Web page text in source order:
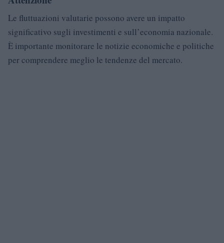
Le fluttuazioni valutarie possono avere un impatto
significativo sugli investimenti e sull’economia nazionale.
È importante monitorare le notizie economiche e politiche
per comprendere meglio le tendenze del mercato.